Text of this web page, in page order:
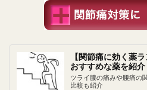
【関節痛に効く薬
おすすめな薬を紹介
ツライ膝の痛みや腰痛の
比較も紹介